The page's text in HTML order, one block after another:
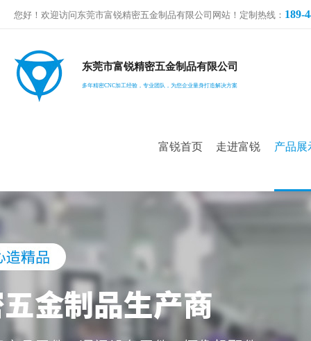
您好！欢迎访问东莞市富锐精密五金制品有限公司网站！定制热线： 189-
东莞市富锐精密五金制品有限公司
多年精密CNC加工经验，专业团队，为您企业量身打造解决方案
富锐首页 走进富锐 产品展